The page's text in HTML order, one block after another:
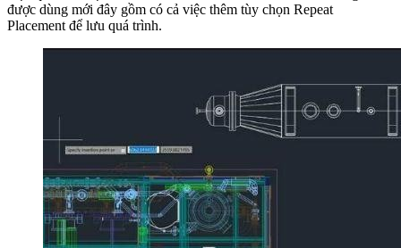
được dùng mới đây gồm có cả việc thêm tùy chọn Repeat
Placement để lưu quá trình.